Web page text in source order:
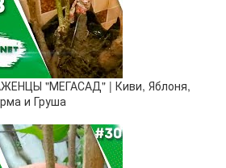
"МЕГАСАД" | Киви, Яблоня,
и Груша